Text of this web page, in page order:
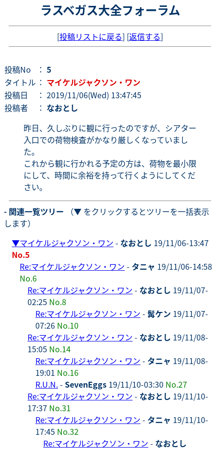
ラスベガス大全フォーラム
[投稿リストに戻る] [返信する]
投稿No ： 5
タイトル ： マイケルジャクソン・ワン
投稿日
： 2019/11/06(Wed) 13:47:45
投稿者
： なおとし
昨日、久しぶりに観に行ったのですが、シアター
入口での荷物検査がかなり厳しくなっていまし
た。
これから観に行かれる予定の方は、荷物を最小限
にして、時間に余裕を持って行くようにしてくだ
さい。
- 関連一覧ツリー （▼ をクリックするとツリーを一括表示
します）
▼マイケルジャクソン・ワン - なおとし 19/11/06-13:47
No.5
Re:マイケルジャクソン・ワン - タニャ 19/11/06-14:58
No.6
Re:マイケルジャクソン・ワン - なおとし 19/11/07-
02:25 No.8
Re:マイケルジャクソン・ワン - 髯ケン 19/11/07-
07:26 No.10
Re:マイケルジャクソン・ワン - なおとし 19/11/08-
15:05 No.14
Re:マイケルジャクソン・ワン - タニャ 19/11/08-
19:01 No.16
R.U.N.- SevenEggs 19/11/10-03:30 No.27
Re:マイケルジャクソン・ワン - なおとし 19/11/10-
17:37 No.31
Re:マイケルジャクソン・ワン - タニャ 19/11/10-
17:45 No.32
Re:マイケルジャクソン・ワン - なおとし